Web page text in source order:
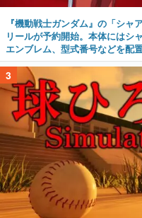
『機動戦士ガンダム』の「シ
リールが予約開始。本体にはシ
エンブレム、型式番号などを配
3